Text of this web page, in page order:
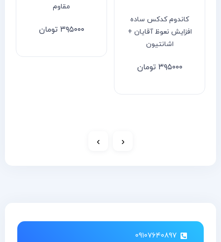
کاندوم کدکس ساده
افزایش نعوظ آقایان +
اشانتیون
۳۹۵۰۰۰ تومان
مقاوم
۳۹۵۰۰۰ تومان
‹
›
۰۹۱۰۷۶۴۰۸۹۷